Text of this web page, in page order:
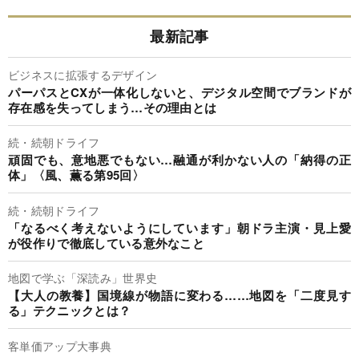
最新記事
ビジネスに拡張するデザイン
パーパスとCXが一体化しないと、デジタル空間でブランドが
存在感を失ってしまう…その理由とは
続・続朝ドライフ
頑固でも、意地悪でもない…融通が利かない人の「納得の正
体」〈風、薫る第95回〉
続・続朝ドライフ
「なるべく考えないようにしています」朝ドラ主演・見上愛
が役作りで徹底している意外なこと
地図で学ぶ「深読み」世界史
【大人の教養】国境線が物語に変わる……地図を「二度見す
る」テクニックとは？
客単価アップ大事典